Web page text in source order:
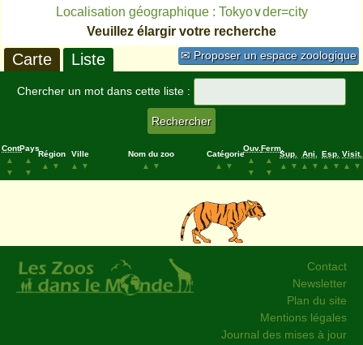
Localisation géographique : Tokyo∨der=city
Veuillez élargir votre recherche
✉ Proposer un espace zoologique
Carte Liste
Chercher un mot dans cette liste :
Cont.
▲
▼
Pays
▲
▼
Région
▲
▼
Ville
▲
▼
Nom du zoo
▲
▼
Catégorie
▲
▼
Ouv.
▲
▼
Ferm.
▲
▼
Sup.
▲
▼
Ani.
▲
▼
Esp.
▲
▼
Visit.
▲
▼
Contact
Newsletter
Plan du site
Mentions légales
Journal des mises à jour